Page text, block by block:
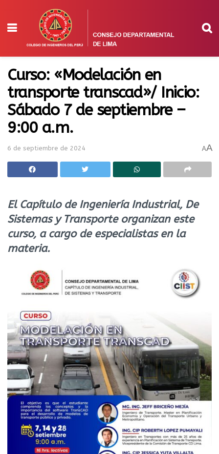
Curso: «Modelación en
transporte transcad»/ Inicio:
Sábado 7 de septiembre –
9:00 a.m.
6 de septiembre de 2024 AA
El Capítulo de Ingeniería Industrial, De
Sistemas y Transporte organizan este
curso, a cargo de especialistas en la
materia.